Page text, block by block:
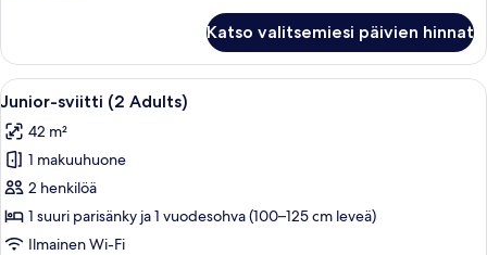
Adults
1
Katso valitsemiesi päivien hinnat
Avaa
kaikki
huonetyypin
Junior-
sviitti
(2
Adults)
Moderni hotellin aula, jossa on
5
Junior-sviitti (2 Adults)
42 m²
1 makuuhuone
2 henkilöä
1 suuri parisänky ja 1 vuodesohva (100–125 cm leveä)
Ilmainen Wi-Fi